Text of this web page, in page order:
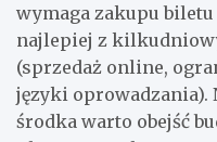
wymaga zakupu
najlepiej z
(sprzedaż online,
języki oprowadzania).
środka warto obejść